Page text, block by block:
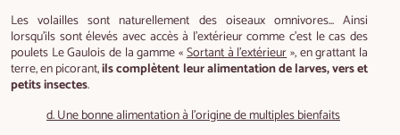
Les volailles sont naturellement des oiseaux omnivores... Ainsi
lorsqu’ils sont élevés avec accès à l’extérieur comme c’est le cas des
poulets Le Gaulois de la gamme « Sortant à l'extérieur », en grattant la
terre, en picorant,ils complètent leur alimentation de larves, vers et
petits insectes.
d. Une bonne alimentation à l’origine de multiples bienfaits